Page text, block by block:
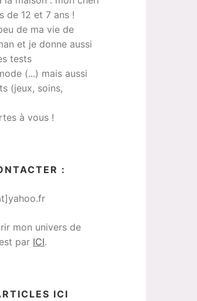
de 12 et 7 ans !
de ma vie de
et je donne aussi
tests
(...) mais aussi
(jeux, soins,
à vous !
:
mon univers de
par ICI.
ICI